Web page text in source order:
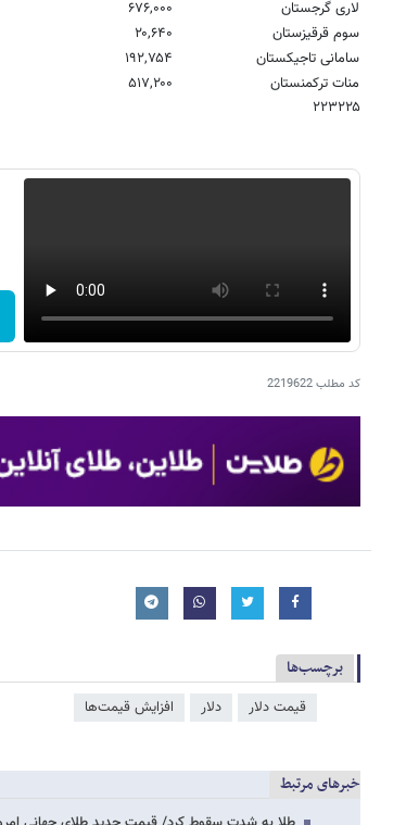
لاری گرجستان
۶۷۶,۰۰۰
سوم قرقیزستان
۲۰,۶۴۰
سامانی تاجیکستان
۱۹۲,۷۵۴
منات ترکمنستان
۵۱۷,۲۰۰
۲۲۳۲۲۵
کد مطلب2219622
برچسب‌ها
قیمت دلار دلار افزایش قیمت‌ها
خبرهای مرتبط